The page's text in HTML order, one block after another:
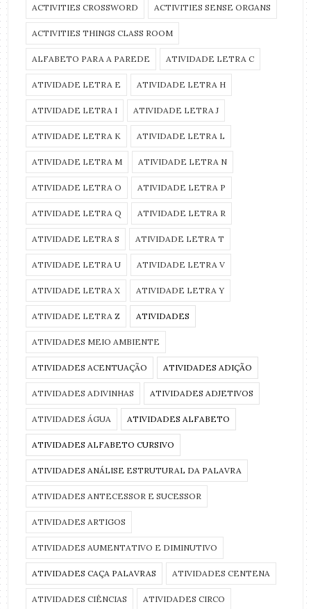
ACTIVITIES CROSSWORD ACTIVITIES SENSE ORGANS
ACTIVITIES THINGS CLASS ROOM
ALFABETO PARA A PAREDE ATIVIDADE LETRA C
ATIVIDADE LETRA E ATIVIDADE LETRA H
ATIVIDADE LETRA I ATIVIDADE LETRA J
ATIVIDADE LETRA K ATIVIDADE LETRA L
ATIVIDADE LETRA M ATIVIDADE LETRA N
ATIVIDADE LETRA O ATIVIDADE LETRA P
ATIVIDADE LETRA Q ATIVIDADE LETRA R
ATIVIDADE LETRA S ATIVIDADE LETRA T
ATIVIDADE LETRA U ATIVIDADE LETRA V
ATIVIDADE LETRA X ATIVIDADE LETRA Y
ATIVIDADE LETRA Z ATIVIDADES
ATIVIDADES MEIO AMBIENTE
ATIVIDADES ACENTUAÇÃO ATIVIDADES ADIÇÃO
ATIVIDADES ADIVINHAS ATIVIDADES ADJETIVOS
ATIVIDADES ÁGUA ATIVIDADES ALFABETO
ATIVIDADES ALFABETO CURSIVO
ATIVIDADES ANÁLISE ESTRUTURAL DA PALAVRA
ATIVIDADES ANTECESSOR E SUCESSOR
ATIVIDADES ARTIGOS
ATIVIDADES AUMENTATIVO E DIMINUTIVO
ATIVIDADES CAÇA PALAVRAS ATIVIDADES CENTENA
ATIVIDADES CIÊNCIAS ATIVIDADES CIRCO